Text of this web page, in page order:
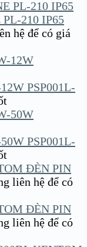
210 IP65
hệ để có giá
PSP001L-
PSP001L-
ĐÈN PIN
liên hệ để có
ĐÈN PIN
liên hệ để có